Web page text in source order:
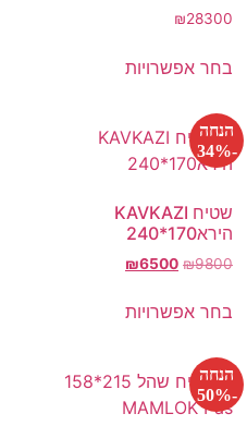
₪28300
בחר אפשרויות
הנחה
-34%
שטיח KAVKAZI
הירא170*240
₪9800
₪6500
בחר אפשרויות
הנחה
-50%